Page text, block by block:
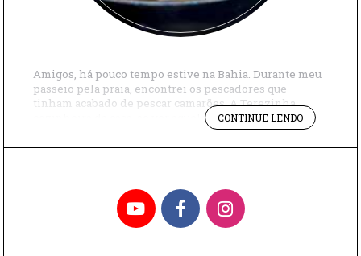
Amigos, há pouco tempo estive na Bahia. Durante meu
passeio pela praia, encontrei os pescadores que
tinham acabado de pescar camarões. A Terezinha,
cozinheira da casa, ao ver aqueles camarões
fresquinhos, teve a ideia de fazer um estrogonofe
maravilhoso para o almoço. Essa receita é diferente,
CONTINUE LENDO
DE
CAMARÃO
YouTubeFacebookInstagram